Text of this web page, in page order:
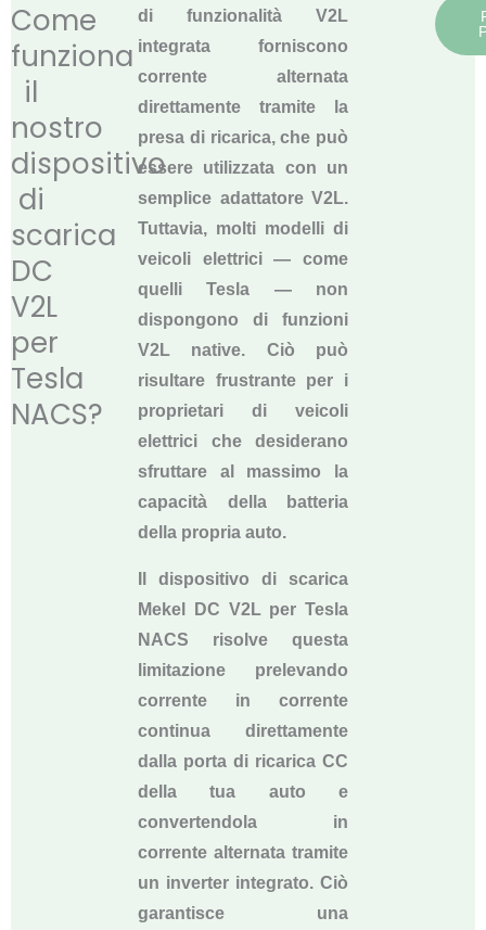
Come
funziona
il
nostro
dispositivo
di
scarica
DC
V2L
per
Tesla
NACS?
di funzionalità V2L
integrata forniscono
corrente alternata
direttamente tramite la
presa di ricarica, che può
essere utilizzata con un
semplice adattatore V2L.
Tuttavia, molti modelli di
veicoli elettrici — come
quelli Tesla — non
dispongono di funzioni
V2L native. Ciò può
risultare frustrante per i
proprietari di veicoli
elettrici che desiderano
sfruttare al massimo la
capacità della batteria
della propria auto.
Il dispositivo di scarica
Mekel DC V2L per Tesla
NACS risolve questa
limitazione prelevando
corrente in corrente
continua direttamente
dalla porta di ricarica CC
della tua auto e
convertendola in
corrente alternata tramite
un inverter integrato. Ciò
garantisce una